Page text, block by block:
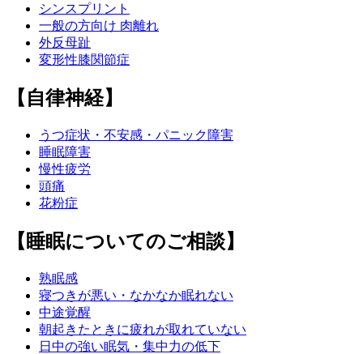
シンスプリント
一般の方向け 肉離れ
外反母趾
変形性膝関節症
【自律神経】
うつ症状・不安感・パニック障害
睡眠障害
慢性疲労
頭痛
花粉症
【睡眠についてのご相談】
熟眠感
寝つきが悪い・なかなか眠れない
中途覚醒
朝起きたときに疲れが取れていない
日中の強い眠気・集中力の低下